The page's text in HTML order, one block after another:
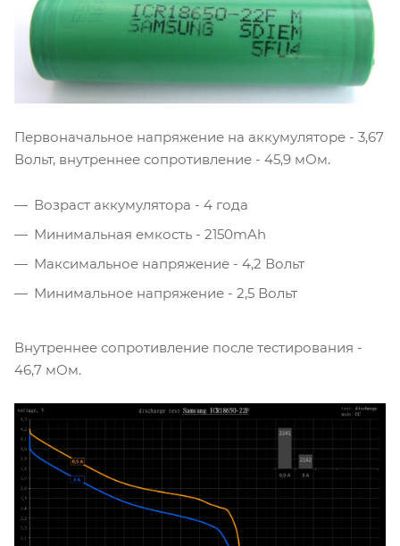
Первоначальное напряжение на аккумуляторе - 3,67
Вольт, внутреннее сопротивление - 45,9 мОм.
Возраст аккумулятора - 4 года
Минимальная емкость - 2150mAh
Максимальное напряжение - 4,2 Вольт
Минимальное напряжение - 2,5 Вольт
Внутреннее сопротивление после тестирования -
46,7 мОм.